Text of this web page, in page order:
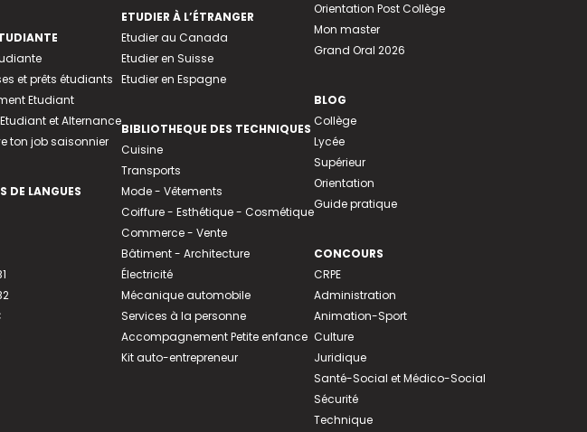
et prêts étudiants
Etudiant
et Alternance
ton job saisonnier
DE LANGUES
ETUDIER À L’ÉTRANGER
Etudier au Canada
Etudier en Suisse
Etudier en Espagne
BIBLIOTHEQUE DES TECHNIQUES
Cuisine
Transports
Mode - Vêtements
Coiffure - Esthétique - Cosmétique
Commerce - Vente
Bâtiment - Architecture
Électricité
Mécanique automobile
Services à la personne
Accompagnement Petite enfance
Kit auto-entrepreneur
Orientation Post Collège
Mon master
Grand Oral 2026
BLOG
Collège
Lycée
Supérieur
Orientation
Guide pratique
CONCOURS
CRPE
Administration
Animation-Sport
Culture
Juridique
Santé-Social et Médico-Social
Sécurité
Technique